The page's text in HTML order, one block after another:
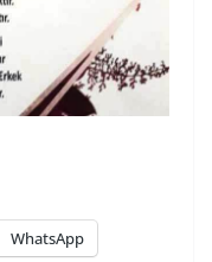
WhatsApp